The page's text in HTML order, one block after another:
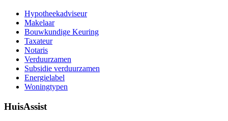
Hypotheekadviseur
Makelaar
Bouwkundige Keuring
Taxateur
Notaris
Verduurzamen
Subsidie verduurzamen
Energielabel
Woningtypen
HuisAssist